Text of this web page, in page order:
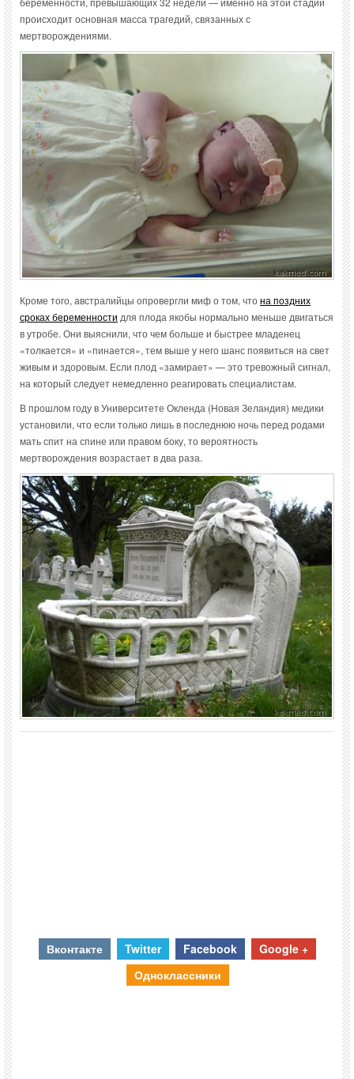
происходит основная масса трагедий, связанных с
мертворождениями.
Кроме того, австралийцы опровергли миф о том, чтона поздних
сроках беременности для плода якобы нормально меньше двигаться
в утробе. Они выяснили, что чем больше и быстрее младенец
«толкается» и «пинается», тем выше у него шанс появиться на свет
живым и здоровым. Если плод «замирает» — это тревожный сигнал,
на который следует немедленно реагировать специалистам.
В прошлом году в Университете Окленда (Новая Зеландия) медики
установили, что если только лишь в последнюю ночь перед родами
мать спит на спине или правом боку, то вероятность
мертворождения возрастает в два раза.
Вконтакте Twitter Facebook
Google +
Одноклассники